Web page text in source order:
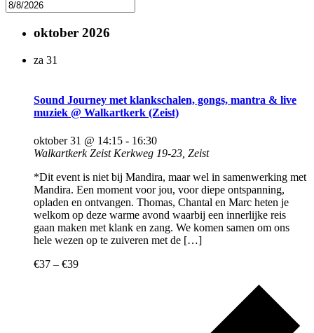
oktober 2026
za 31
Sound Journey met klankschalen, gongs, mantra & live
muziek @ Walkartkerk (Zeist)
oktober 31 @ 14:15 - 16:30
Walkartkerk Zeist Kerkweg 19-23, Zeist
*Dit event is niet bij Mandira, maar wel in samenwerking met
Mandira. Een moment voor jou, voor diepe ontspanning,
opladen en ontvangen. Thomas, Chantal en Marc heten je
welkom op deze warme avond waarbij een innerlijke reis
gaan maken met klank en zang. We komen samen om ons
hele wezen op te zuiveren met de […]
€37 – €39